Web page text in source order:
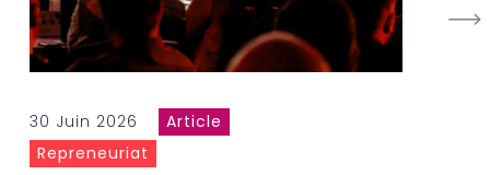
30 Juin 2026
Article
Repreneuriat